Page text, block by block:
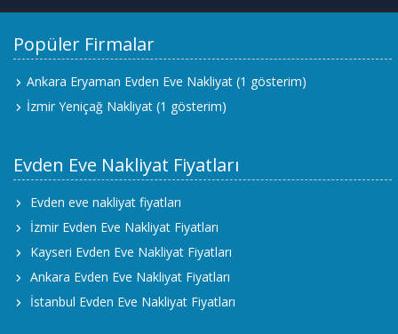
Popüler Firmalar
Ankara Eryaman Evden Eve Nakliyat (1 gösterim)
İzmir Yeniçağ Nakliyat (1 gösterim)
Evden Eve Nakliyat Fiyatları
Evden eve nakliyat fiyatları
İzmir Evden Eve Nakliyat Fiyatları
Kayseri Evden Eve Nakliyat Fiyatları
Ankara Evden Eve Nakliyat Fiyatları
İstanbul Evden Eve Nakliyat Fiyatları